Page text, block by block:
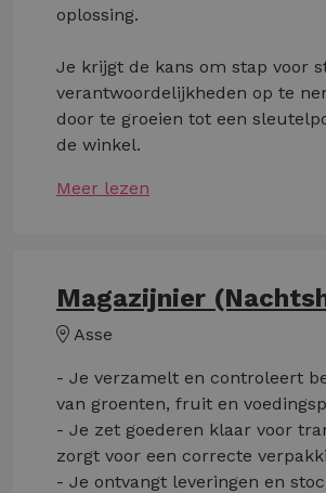
oplossing.
Je krijgt de kans om stap voor
verantwoordelijkheden op te
door te groeien tot een
de winkel.
Meer lezen
Magazijnier
Asse
- Je verzamelt en controleert
van groenten, fruit en
- Je zet goederen klaar voor
zorgt voor een correcte
- Je ontvangt leveringen en